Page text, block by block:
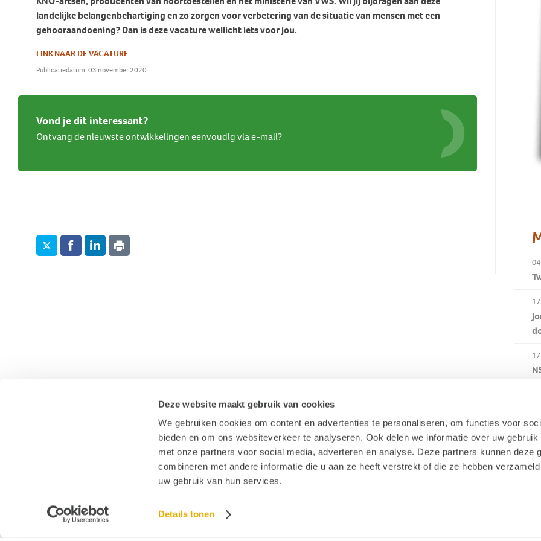
Deze website maakt gebruik van cookies
We gebruiken cookies om content en advertenties te personaliseren, om functies voor
bieden en om ons websiteverkeer te analyseren. Ook delen we informatie over uw
met onze partners voor social media, adverteren en analyse. Deze partners kunnen deze
combineren met andere informatie die u aan ze heeft verstrekt of die ze hebben
uw gebruik van hun services.
Details tonen
Botverankerd hoorsysteem
(BCD)
Vraagbaak
World Hearing Day
Behandeling Duizeligheid en
Evenwicht
en Evenwicht
Evenwichtsproblemen bij
Wat doen wij voor jou?
Vrijwilligers
Klachten en geschillen
Vacatures
landelijke belangenbehartiging en zo zorgen voor verbetering van de situatie van mensen met een
gehooraandoening? Dan is deze vacature wellicht iets voor jou.
LINK NAAR DE VACATURE
Publicatiedatum: 03 november 2020
Vond je dit interessant?
Ontvang de nieuwste ontwikkelingen eenvoudig via e-mail?
© 2026 Stichting Hoormij